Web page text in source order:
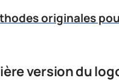
originales
version du